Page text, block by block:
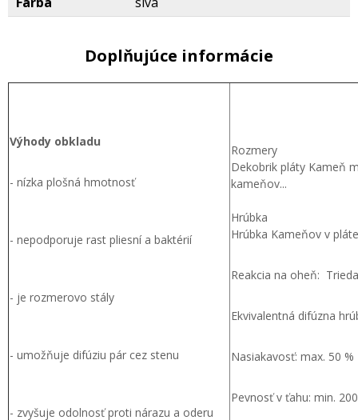
Doplňujúce informácie
Výhody obkladu
- nízka plošná hmotnosť
- nepodporuje rast pliesní a baktérií
- je rozmerovo stály
- umožňuje difúziu pár cez stenu
- zvyšuje odolnosť proti nárazu a oderu
Rozmery
Dekobrik pláty Kameň
kameňov...
Hrúbka
Hrúbka Kameňov v
Reakcia na oheň:
Ekvivalentná difúzna
Nasiakavosť: max. 50 %
Pevnosť v ťahu: min.